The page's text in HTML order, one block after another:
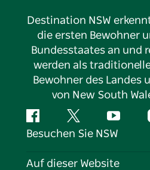
Destination NSW
die ersten Bewohner
Bundesstaates an und
werden als
Bewohner des Landes
von New South
FacebookTwitter
Besuchen Sie NSW
Kontaktieren Sie uns
Auf dieser Website